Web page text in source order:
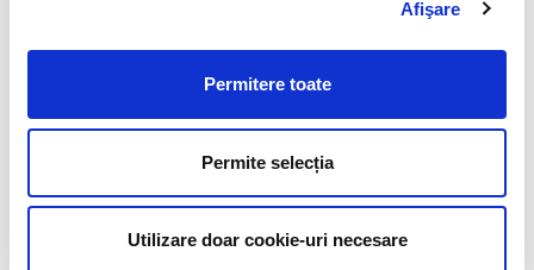
Afişare
Permitere toate
Permite selecția
Utilizare doar cookie-uri necesare
Legea nr. 260 din 2 octombrie 2013, publicat in MO
Partea I nr. 620 din 4.10.2013, pentru aprobarea
Ordonantei de Urgenta a Guvernului nr. 55/2013
privind unele masuri fiscal-bugetare si pentru
modificarea unor acte normative, face urmatoarele
Comentariu: La articolul 24, dupa alineatul (1) se
introduce un nou alineat, alineatul (11), cu urmatorul